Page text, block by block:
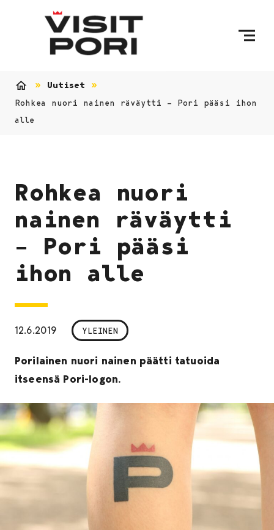
Uutiset
Rohkea nuori nainen räväytti – Pori pääsi ihon
alle
Rohkea nuori
nainen räväytti
– Pori pääsi
ihon alle
12.6.2019 YLEINEN
Porilainen nuori nainen päätti tatuoida
itseensä Pori-logon.